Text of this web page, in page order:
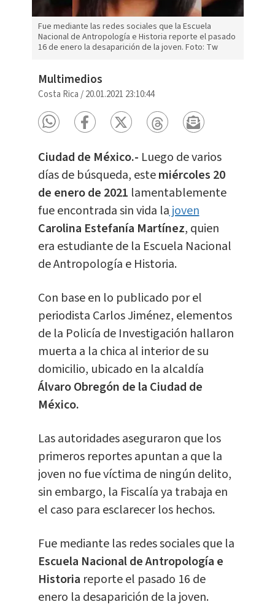
Fue mediante las redes sociales que la Escuela
Nacional de Antropología e Historia reporte el pasado
16 de enero la desaparición de la joven. Foto: Tw
Multimedios
Costa Rica /20.01.2021 23:10:44
Ciudad de México.- Luego de varios
días de búsqueda, estemiércoles 20
de enero de 2021 lamentablemente
fue encontrada sin vida lajoven
Carolina Estefanía Martínez, quien
era estudiante de la Escuela Nacional
de Antropología e Historia.
Con base en lo publicado por el
periodista Carlos Jiménez, elementos
de la Policía de Investigación hallaron
muerta a la chica al interior de su
domicilio, ubicado en la alcaldía
Álvaro Obregón de la Ciudad de
México.
Las autoridades aseguraron que los
primeros reportes apuntan a que la
joven no fue víctima de ningún delito,
sin embargo, la Fiscalía ya trabaja en
el caso para esclarecer los hechos.
Fue mediante las redes sociales que la
Escuela Nacional de Antropología e
Historia reporte el pasado 16 de
enero la desaparición de la joven.